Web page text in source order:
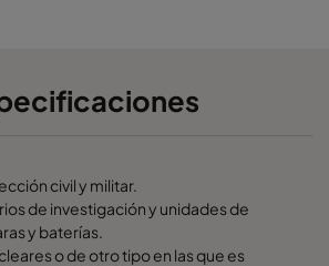
Mercury
Mercury
VOC
civil y militar.
de investigación y unidades de
y baterías.
o de otro tipo en las que es